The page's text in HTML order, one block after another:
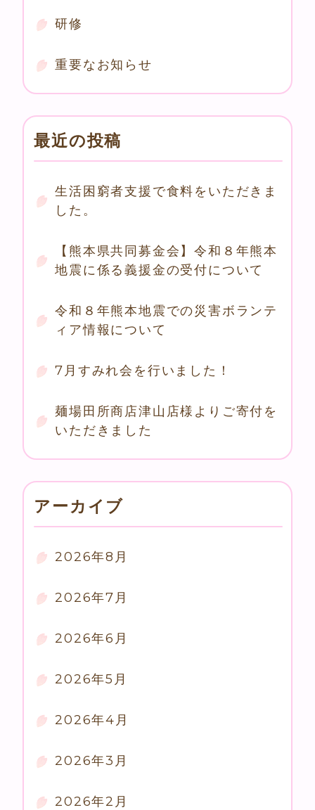
研修
重要なお知らせ
最近の投稿
生活困窮者支援で食料をいただきま
した。
【熊本県共同募金会】令和８年熊本
地震に係る義援金の受付について
令和８年熊本地震での災害ボランテ
ィア情報について
7月すみれ会を行いました！
麺場田所商店津山店様よりご寄付を
いただきました
アーカイブ
2026年8月
2026年7月
2026年6月
2026年5月
2026年4月
2026年3月
2026年2月